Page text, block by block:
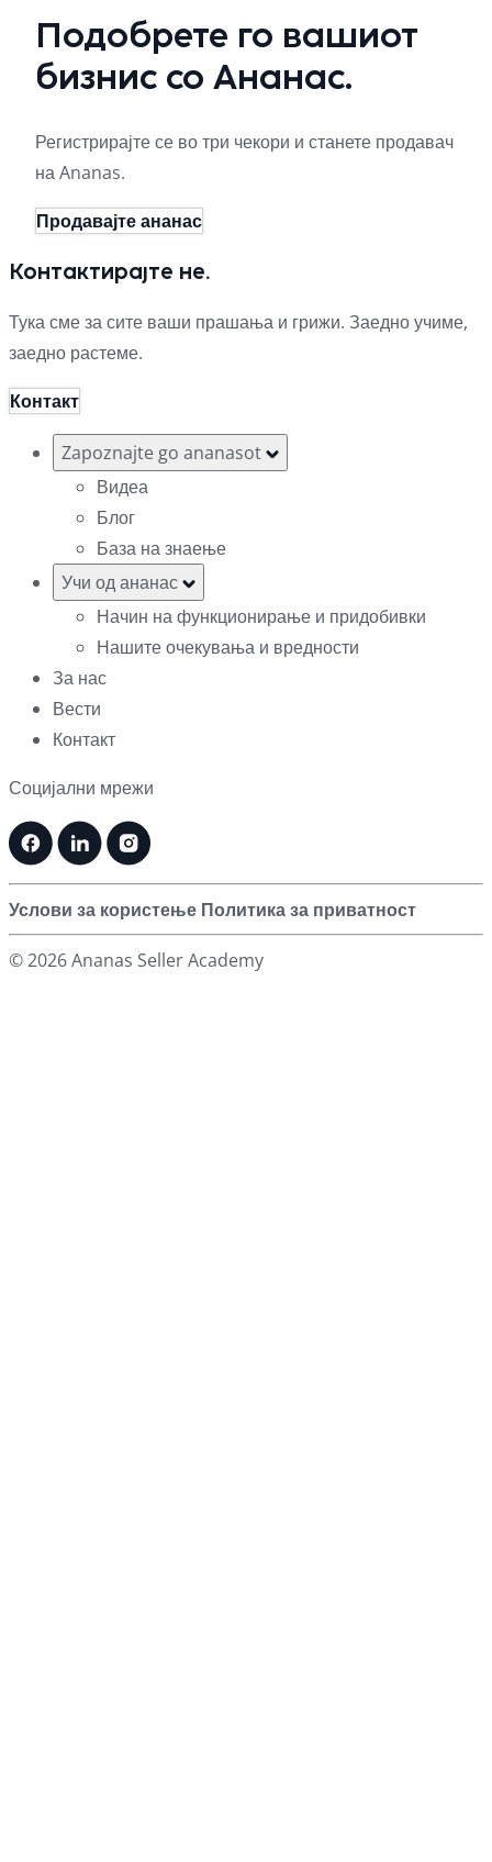
Подобрете го вашиот
бизнис со Ананас.
Регистрирајте се во три чекори и станете продавач
на Ananas.
Продавајте ананас
Контактирајте не.
Тука сме за сите ваши прашања и грижи. Заедно учиме,
заедно растеме.
Контакт
Zapoznajte go ananasot
Видеа
Блог
База на знаење
Учи од ананас
Начин на функционирање и придобивки
Нашите очекувања и вредности
За нас
Вести
Контакт
Социјални мрежи
Услови за користење Политика за приватност
© 2026 Ananas Seller Academy